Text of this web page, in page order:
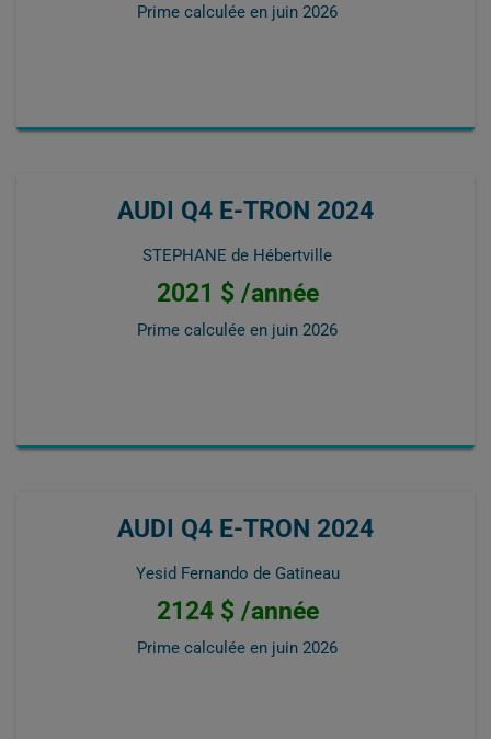
Prime calculée en juin 2026
AUDI Q4 E-TRON 2024
STEPHANE de Hébertville
2021 $ /année
Prime calculée en juin 2026
AUDI Q4 E-TRON 2024
Yesid Fernando de Gatineau
2124 $ /année
Prime calculée en juin 2026